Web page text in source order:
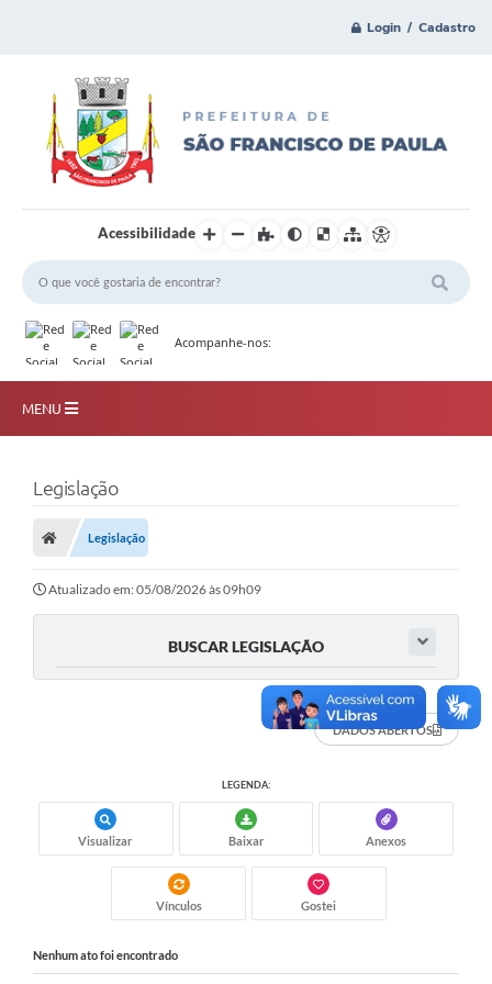
Login / Cadastro
Acessibilidade
Acompanhe-nos:
MENU
Carta de Serviços
Secretarias
A Cidade
Transparência
EMPREGA
Multimídia
Lei Geral de Proteção de dados - LGPD
Legislação
Legislação
Atualizado em: 05/08/2026 às 09h09
BUSCAR LEGISLAÇÃO
DADOS ABERTOS
LEGENDA:
Visualizar Baixar Anexos
Vínculos Gostei
Nenhum ato foi encontrado